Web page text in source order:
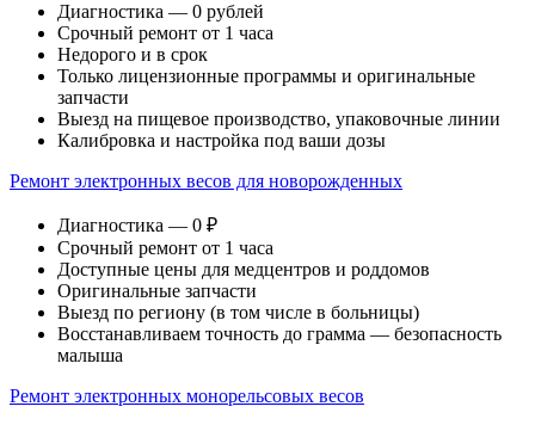
Диагностика — 0 рублей
Срочный ремонт от 1 часа
Недорого и в срок
Только лицензионные программы и оригинальные
запчасти
Выезд на пищевое производство, упаковочные линии
Калибровка и настройка под ваши дозы
Ремонт электронных весов для новорожденных
Диагностика — 0 ₽
Срочный ремонт от 1 часа
Доступные цены для медцентров и роддомов
Оригинальные запчасти
Выезд по региону (в том числе в больницы)
Восстанавливаем точность до грамма — безопасность
малыша
Ремонт электронных монорельсовых весов